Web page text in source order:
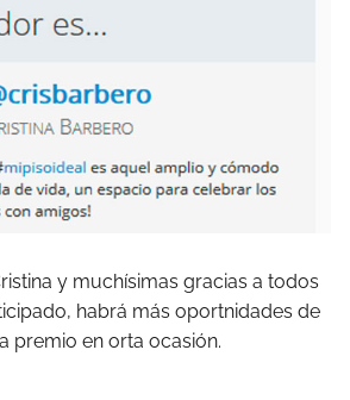
y muchísimas gracias a todos
habrá más oportnidades de
premio en orta ocasión.